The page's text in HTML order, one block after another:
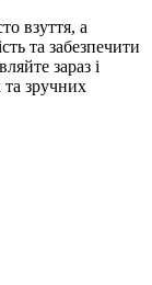
взуття, а
та забезпечити
зараз і
зручних